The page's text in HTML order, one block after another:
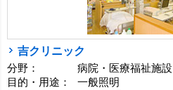
吉クリニック
分野：
病院・医療福祉施設
目的・用途：
一般照明